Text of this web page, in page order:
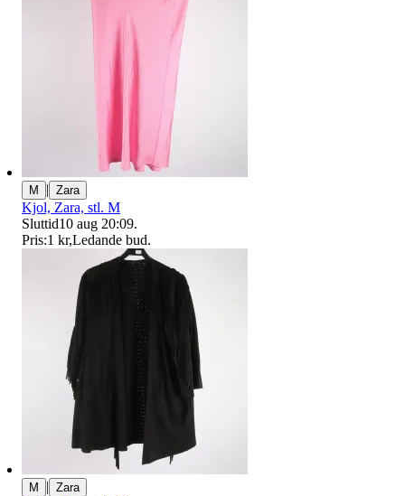
M | Zara
Kjol, Zara, stl. M
Sluttid10 aug 20:09.
Pris:1 kr,Ledande bud.
M | Zara